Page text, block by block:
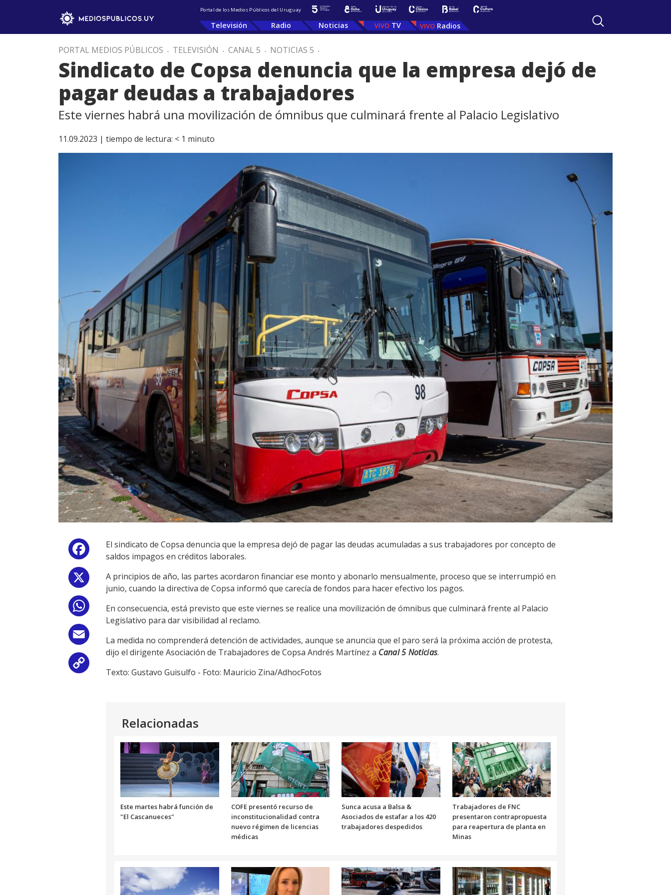
Portal de los Medios Públicos del Uruguay
Televisión Radio Noticias TV Radios
PORTAL MEDIOS PÚBLICOS . TELEVISIÓN . CANAL 5 . NOTICIAS 5 .
Sindicato de Copsa denuncia que la empresa dejó de
pagar deudas a trabajadores
Este viernes habrá una movilización de ómnibus que culminará frente al Palacio Legislativo
11.09.2023 | tiempo de lectura: < 1 minuto
Facebook
WhatsApp
Email
El sindicato de Copsa denuncia que la empresa dejó de pagar las deudas acumuladas a sus trabajadores por concepto de
saldos impagos en créditos laborales.
A principios de año, las partes acordaron financiar ese monto y abonarlo mensualmente, proceso que se interrumpió en
junio, cuando la directiva de Copsa informó que carecía de fondos para hacer efectivo los pagos.
En consecuencia, está previsto que este viernes se realice una movilización de ómnibus que culminará frente al Palacio
Legislativo para dar visibilidad al reclamo.
La medida no comprenderá detención de actividades, aunque se anuncia que el paro será la próxima acción de protesta,
dijo el dirigente Asociación de Trabajadores de Copsa Andrés Martínez a Canal 5 Noticias.
Texto: Gustavo Guisulfo - Foto: Mauricio Zina/AdhocFotos
Relacionadas
Este martes habrá función de
"El Cascanueces"
COFE presentó recurso de
inconstitucionalidad contra
nuevo régimen de licencias
médicas
Sunca acusa a Balsa &
Asociados de estafar a los 420
trabajadores despedidos
Trabajadores de FNC
presentaron contrapropuesta
para reapertura de planta en
Minas